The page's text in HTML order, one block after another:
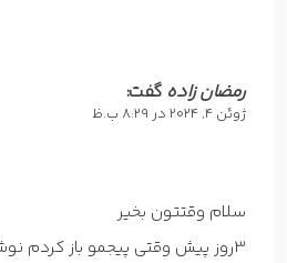
رمضان زاده گفت:
ژوئن 4, 2024 در 8:29 ب.ظ
سلام وقتتون بخیر
۳روز پیش وقتی پیجمو باز کردم نوشت کاربر اینستاگرام